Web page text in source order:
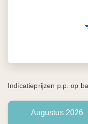
Indicatieprijzen p.p. op
Augustus 2026